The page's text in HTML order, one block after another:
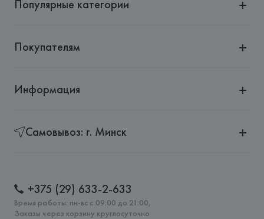
Популярные категории
Покупателям
Информация
Самовывоз: г. Минск
+375 (29) 633-2-633
Время работы: пн-вс с 09:00 до 21:00,
Заказы через корзину круглосуточно